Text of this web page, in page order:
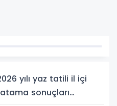
yılı yaz tatili il içi
sonuçları